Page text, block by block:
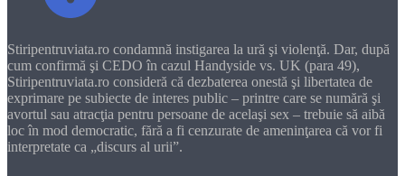
Stiripentruviata.ro condamnă instigarea la ură şi violenţă. Dar, după
cum confirmă şi CEDO în cazul Handyside vs. UK (para 49),
Stiripentruviata.ro consideră că dezbaterea onestă şi libertatea de
exprimare pe subiecte de interes public – printre care se numără şi
avortul sau atracţia pentru persoane de acelaşi sex – trebuie să aibă
loc în mod democratic, fără a fi cenzurate de ameninţarea că vor fi
interpretate ca „discurs al urii”.